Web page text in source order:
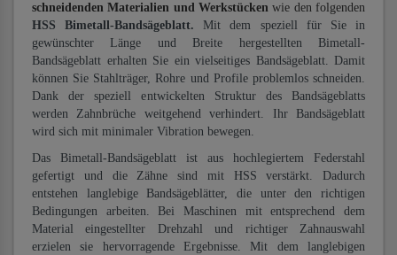
schneidenden Materialien und Werkstücken wie den folgenden
HSS Bimetall-Bandsägeblatt. Mit dem speziell für Sie in
gewünschter Länge und Breite hergestellten Bimetall-
Bandsägeblatt erhalten Sie ein vielseitiges Bandsägeblatt. Damit
können Sie Stahlträger, Rohre und Profile problemlos schneiden.
Dank der speziell entwickelten Struktur des Bandsägeblatts
werden Zahnbrüche weitgehend verhindert. Ihr Bandsägeblatt
wird sich mit minimaler Vibration bewegen.
Das Bimetall-Bandsägeblatt ist aus hochlegiertem Federstahl
gefertigt und die Zähne sind mit HSS verstärkt. Dadurch
entstehen langlebige Bandsägeblätter, die unter den richtigen
Bedingungen arbeiten. Bei Maschinen mit entsprechend dem
Material eingestellter Drehzahl und richtiger Zahnauswahl
erzielen sie hervorragende Ergebnisse. Mit dem langlebigen